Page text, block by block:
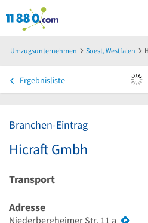
Umzugsunternehmen Soest, Westfalen
Ergebnisliste
Branchen-Eintrag
Hicraft Gmbh
Transport
Adresse
Niederbergheimer Str. 11 a